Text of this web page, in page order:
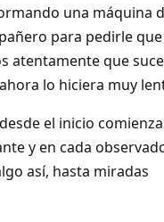
una máquina
para pedirle que
atentamente que
lo hiciera muy
el inicio
y en cada
así, hasta miradas